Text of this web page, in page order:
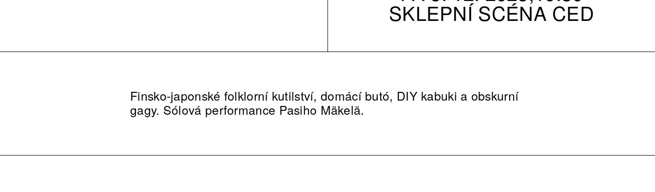
SKLEPNÍ SCÉNA CED
Finsko-japonské folklorní kutilství, domácí butó, DIY kabuki a obskurní
gagy. Sólová performance Pasiho Mäkelä.